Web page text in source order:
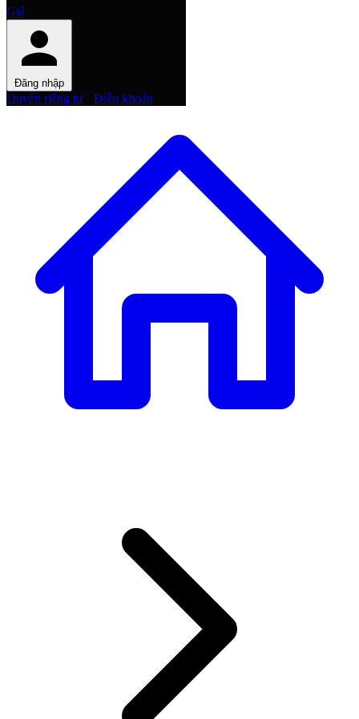
Giá
Đăng nhập
Quyền riêng tư Điều khoản